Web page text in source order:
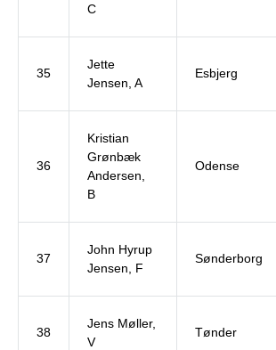
C
35
Jette
Jensen, A
Esbjerg
36
Kristian
Grønbæk
Andersen,
B
Odense
37
John Hyrup
Jensen, F
Sønderborg
38
Jens Møller,
V
Tønder